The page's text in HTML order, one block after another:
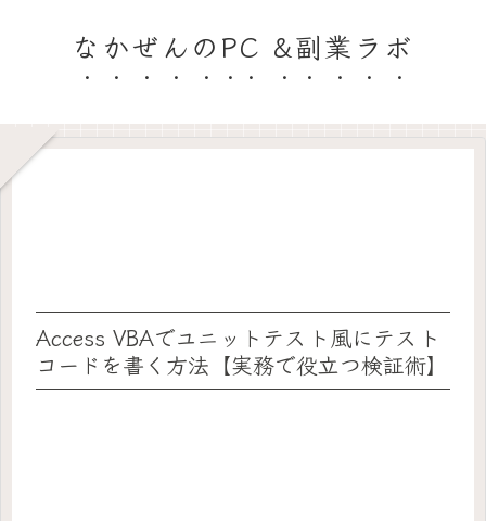
なかぜんのPC &副業ラボ
Access VBAでユニットテスト風にテスト
コードを書く方法【実務で役立つ検証術】